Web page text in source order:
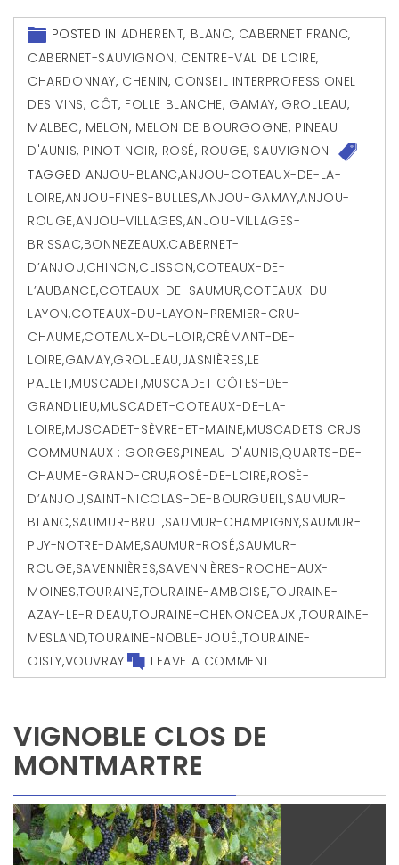
POSTED IN ADHERENT, BLANC, CABERNET FRANC,
CABERNET-SAUVIGNON, CENTRE-VAL DE LOIRE,
CHARDONNAY, CHENIN, CONSEIL INTERPROFESSIONEL
DES VINS, CÔT, FOLLE BLANCHE, GAMAY, GROLLEAU,
MALBEC, MELON, MELON DE BOURGOGNE, PINEAU
D'AUNIS, PINOT NOIR, ROSÉ, ROUGE, SAUVIGNON
TAGGEDANJOU-BLANC,ANJOU-COTEAUX-DE-LA-
LOIRE,ANJOU-FINES-BULLES,ANJOU-GAMAY,ANJOU-
ROUGE,ANJOU-VILLAGES,ANJOU-VILLAGES-
BRISSAC,BONNEZEAUX,CABERNET-
D’ANJOU,CHINON,CLISSON,COTEAUX-DE-
L’AUBANCE,COTEAUX-DE-SAUMUR,COTEAUX-DU-
LAYON,COTEAUX-DU-LAYON-PREMIER-CRU-
CHAUME,COTEAUX-DU-LOIR,CRÉMANT-DE-
LOIRE,GAMAY,GROLLEAU,JASNIÈRES,LE
PALLET,MUSCADET,MUSCADET CÔTES-DE-
GRANDLIEU,MUSCADET-COTEAUX-DE-LA-
LOIRE,MUSCADET-SÈVRE-ET-MAINE,MUSCADETS CRUS
COMMUNAUX : GORGES,PINEAU D'AUNIS,QUARTS-DE-
CHAUME-GRAND-CRU,ROSÉ-DE-LOIRE,ROSÉ-
D’ANJOU,SAINT-NICOLAS-DE-BOURGUEIL,SAUMUR-
BLANC,SAUMUR-BRUT,SAUMUR-CHAMPIGNY,SAUMUR-
PUY-NOTRE-DAME,SAUMUR-ROSÉ,SAUMUR-
ROUGE,SAVENNIÈRES,SAVENNIÈRES-ROCHE-AUX-
MOINES,TOURAINE,TOURAINE-AMBOISE,TOURAINE-
AZAY-LE-RIDEAU,TOURAINE-CHENONCEAUX.,TOURAINE-
MESLAND,TOURAINE-NOBLE-JOUÉ.,TOURAINE-
OISLY,VOUVRAY. LEAVE A COMMENT
VIGNOBLE CLOS DE
MONTMARTRE